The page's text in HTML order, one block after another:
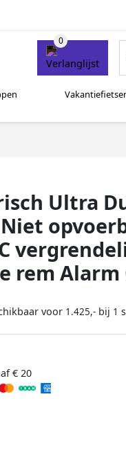
Ultra
rem Alarm
voor 1.425,- bij 1
€ 20